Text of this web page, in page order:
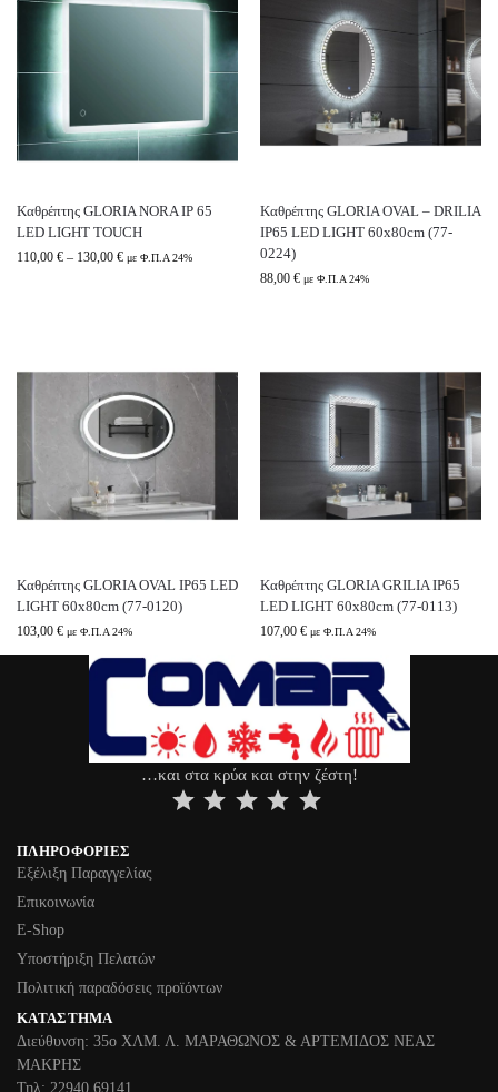
Καθρέπτης GLORIA NORA IP 65
LED LIGHT TOUCH
110,00 € – 130,00 € με Φ.Π.Α 24%
Καθρέπτης GLORIA OVAL – DRILIA
IP65 LED LIGHT 60x80cm (77-
0224)
88,00 € με Φ.Π.Α 24%
Καθρέπτης GLORIA OVAL IP65 LED
LIGHT 60x80cm (77-0120)
103,00 € με Φ.Π.Α 24%
Καθρέπτης GLORIA GRILIA IP65
LED LIGHT 60x80cm (77-0113)
107,00 € με Φ.Π.Α 24%
…και στα κρύα και στην ζέστη!
ΠΛΗΡΟΦΟΡΊΕΣ
Εξέλιξη Παραγγελίας
Επικοινωνία
Ε-Shop
Υποστήριξη Πελατών
Πολιτική παραδόσεις προϊόντων
ΚΑΤΆΣΤΗΜΑ
Διεύθυνση: 35ο ΧΛΜ. Λ. ΜΑΡΑΘΩΝΟΣ & ΑΡΤΕΜΙΔΟΣ ΝΕΑΣ
ΜΑΚΡΗΣ
Τηλ: 22940 69141